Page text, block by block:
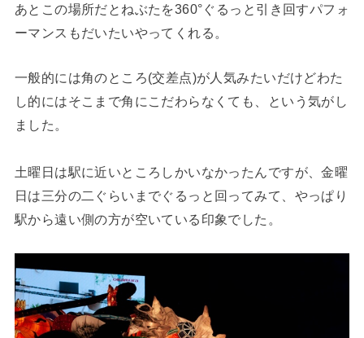
あとこの場所だとねぶたを360°ぐるっと引き回すパフォ
ーマンスもだいたいやってくれる。
一般的には角のところ(交差点)が人気みたいだけどわた
し的にはそこまで角にこだわらなくても、という気がし
ました。
土曜日は駅に近いところしかいなかったんですが、金曜
日は三分の二ぐらいまでぐるっと回ってみて、やっぱり
駅から遠い側の方が空いている印象でした。